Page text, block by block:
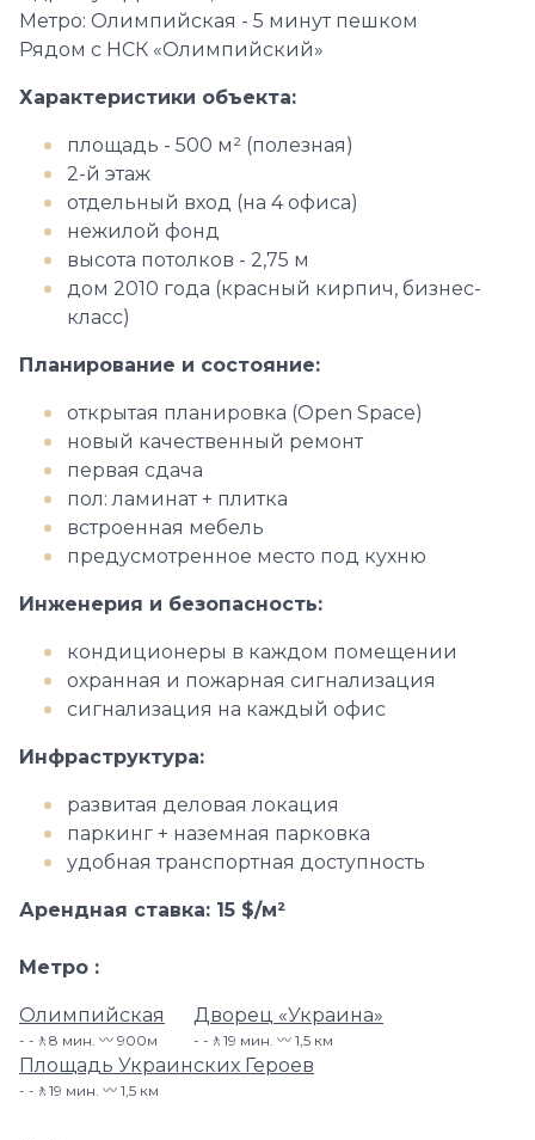
Метро: Олимпийская - 5 минут пешком
Рядом с НСК «Олимпийский»
Характеристики объекта:
площадь - 500 м² (полезная)
2-й этаж
отдельный вход (на 4 офиса)
нежилой фонд
высота потолков - 2,75 м
дом 2010 года (красный кирпич, бизнес-
класс)
Планирование и состояние:
открытая планировка (Open Space)
новый качественный ремонт
первая сдача
пол: ламинат + плитка
встроенная мебель
предусмотренное место под кухню
Инженерия и безопасность:
кондиционеры в каждом помещении
охранная и пожарная сигнализация
сигнализация на каждый офис
Инфраструктура:
развитая деловая локация
паркинг + наземная парковка
удобная транспортная доступность
Арендная ставка: 15 $/м²
Метро
Олимпийская
-🚶8 мин. 〰️ 900м
Дворец «Украина»
-🚶19 мин. 〰️ 1,5 км
Площадь Украинских Героев
-🚶19 мин. 〰️ 1,5 км